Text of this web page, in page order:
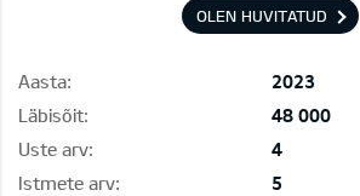
OLEN HUVITATUD
Aasta:
2023
Läbisõit:
48 000
Uste arv:
4
Istmete arv:
5